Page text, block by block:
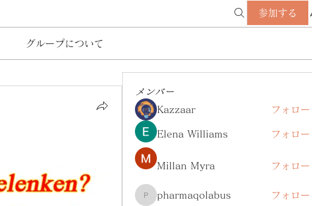
参加する
グループについて
メンバー
Kazzaar
フォロー
Elena Williams フォロー
Millan Myra フォロー
pharmaqolabus
pharmaqolabus フォロー